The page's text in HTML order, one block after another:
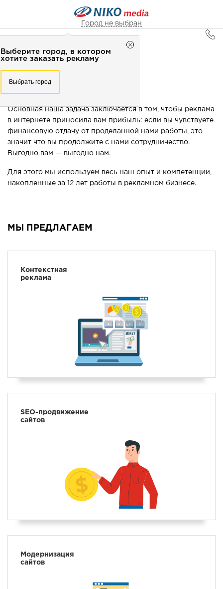
Город не выбран
Выберите город, в котором
хотите заказать рекламу
Выбрать город
Город не выбран
Выбрать город
Рекламное агентство НИКО-медиа
Честно
Выберите свой город
НАПИСАТЬ
Реклама в интернете
РЕКЛАМА В ИНТЕРНЕТЕ
Основная наша задача заключается в том, чтобы реклама
в интернете приносила вам прибыль: если вы чувствуете
финансовую отдачу от проделанной нами работы, это
значит что вы продолжите с нами сотрудничество.
Выгодно вам — выгодно нам.
Для этого мы используем весь наш опыт и компетенции,
накопленные за 12 лет работы в рекламном бизнесе.
МЫ ПРЕДЛАГАЕМ
Контекстная
реклама
SEO-продвижение
сайтов
Модернизация
сайтов